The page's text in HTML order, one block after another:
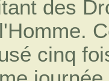
des
cinq